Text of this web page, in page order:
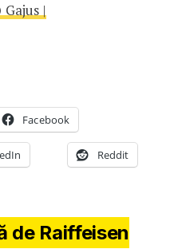
|
Facebook
Reddit
de Raiffeisen